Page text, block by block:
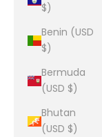
$)
Benin (USD
$)
Bermuda
(USD $)
Bhutan
(USD $)